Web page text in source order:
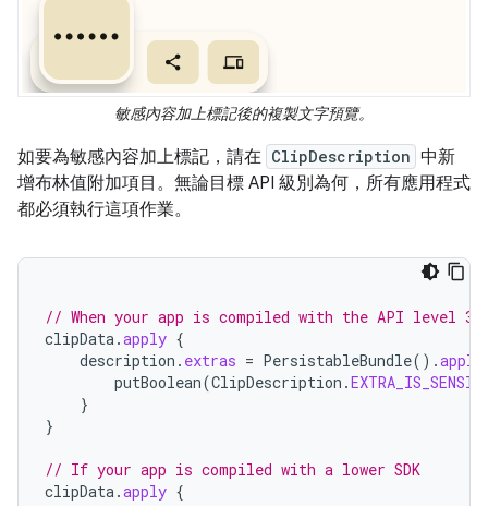
敏感內容加上標記後的複製文字預覽。
如要為敏感內容加上標記，請在 ClipDescription 中新
增布林值附加項目。無論目標 API 級別為何，所有應用程式
都必須執行這項作業。
// When your app is compiled with the API level 33
clipData .apply {
description . extras = PersistableBundle().apply
putBoolean(ClipDescription .
}
}
// If your app is compiled with a lower SDK
clipData .apply {